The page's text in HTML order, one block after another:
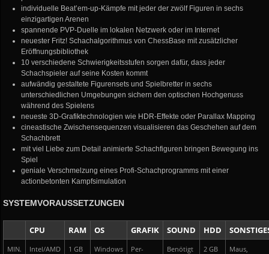
individuelle Beat’em-up-Kämpfe mit jeder der zwölf Figuren in sechs
einzigartigen Arenen
spannende PVP-Duelle im lokalen Netzwerk oder im Internet
neuester Fritz! Schachalgorithmus von ChessBase mit zusätzlicher
Eröffnungsbibliothek
10 verschiedene Schwierigkeitsstufen sorgen dafür, dass jeder
Schachspieler auf seine Kosten kommt
aufwändig gestaltete Figurensets und Spielbretter in sechs
unterschiedlichen Umgebungen sichern den optischen Hochgenuss
während des Spielens
neueste 3D-Grafiktechnologien wie HDR-Effekte oder Parallax Mapping
cineastische Zwischensequenzen visualisieren das Geschehen auf dem
Schachbrett
mit viel Liebe zum Detail animierte Schachfiguren bringen Bewegung ins
Spiel
geniale Verschmelzung eines Profi-Schachprogramms mit einer
actionbetonten Kampfsimulation
SYSTEMVORAUSSETZUNGEN
CPU RAM OS GRAFIK SOUND HDD
MIN.
Intel/AMD
1 GB
Windows
Per-
Benötigt 2 GB
Maus,